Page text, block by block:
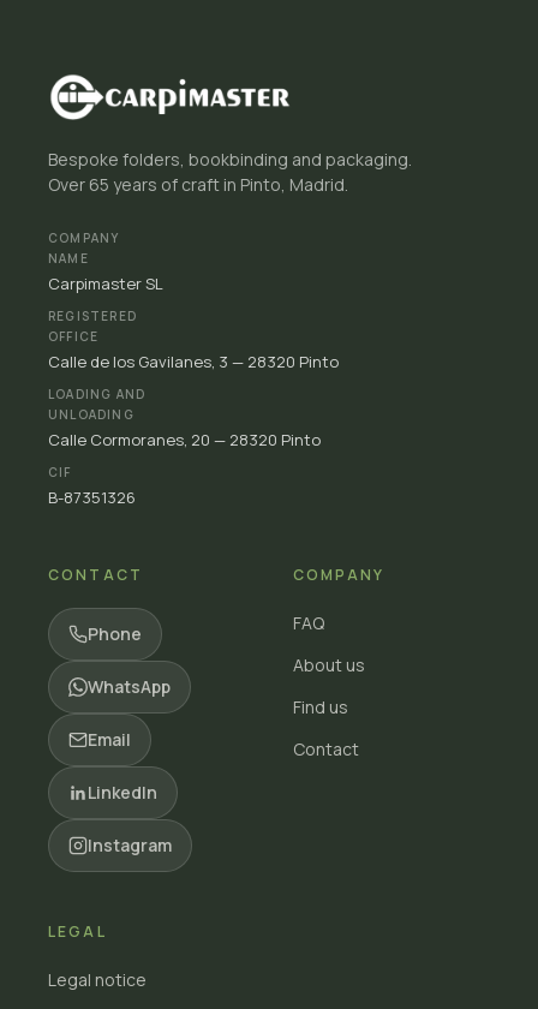
Bespoke folders, bookbinding and packaging.
Over 65 years of craft in Pinto, Madrid.
COMPANY
NAME
Carpimaster SL
REGISTERED
OFFICE
Calle de los Gavilanes, 3 — 28320 Pinto
LOADING AND
UNLOADING
Calle Cormoranes, 20 — 28320 Pinto
CIF
B-87351326
CONTACT
Phone
WhatsApp
Email
LinkedIn
Instagram
COMPANY
FAQ
About us
Find us
Contact
LEGAL
Legal notice